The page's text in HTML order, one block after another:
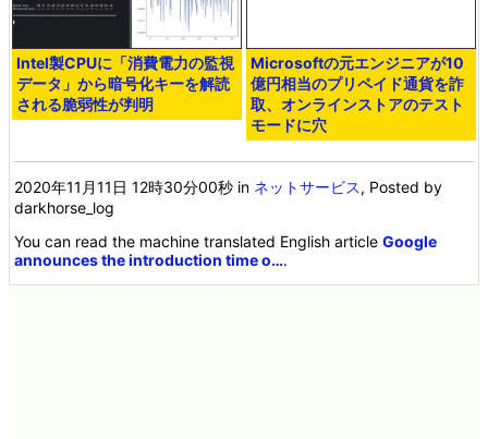
Intel製CPUに「消費電力の監視
データ」から暗号化キーを解読
される脆弱性が判明
Microsoftの元エンジニアが10
億円相当のプリペイド通貨を詐
取、オンラインストアのテスト
モードに穴
2020年11月11日 12時30分00秒 in ネットサービス, Posted by
darkhorse_log
You can read the machine translated English articleGoogle
announces the introduction time o….